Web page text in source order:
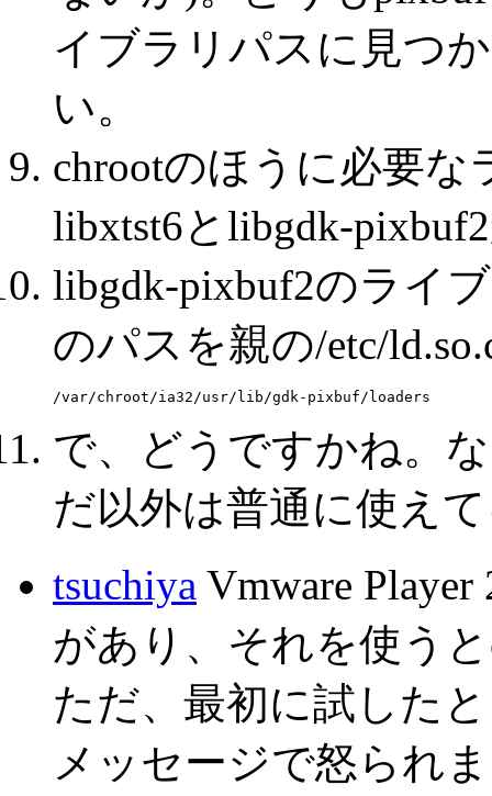
イブラリパスに見つ
い。
chrootのほうに必要
libxtst6とlibgdk-
libgdk-pixbuf2のライ
のパスを親の/etc/
で、どうですかね。
だ以外は普通に使え
tsuchiya Vmware
があり、それを使う
ただ、最初に試した
メッセージで怒られ